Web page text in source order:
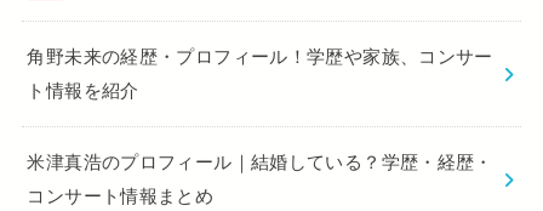
角野未来の経歴・プロフィール！学歴や家族、コンサー
ト情報を紹介
米津真浩のプロフィール｜結婚している？学歴・経歴・
コンサート情報まとめ